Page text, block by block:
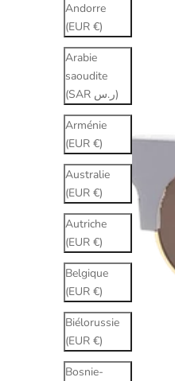
Andorre
(EUR €)
Arabie
saoudite
(SAR ر.س)
Arménie
(EUR €)
Australie
(EUR €)
Autriche
(EUR €)
Belgique
(EUR €)
Biélorussie
(EUR €)
Bosnie-